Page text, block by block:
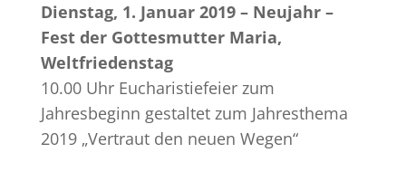
Dienstag, 1. Januar 2019 – Neujahr –
Fest der Gottesmutter Maria,
Weltfriedenstag
10.00 Uhr Eucharistiefeier zum
Jahresbeginn gestaltet zum Jahresthema
2019 „Vertraut den neuen Wegen“